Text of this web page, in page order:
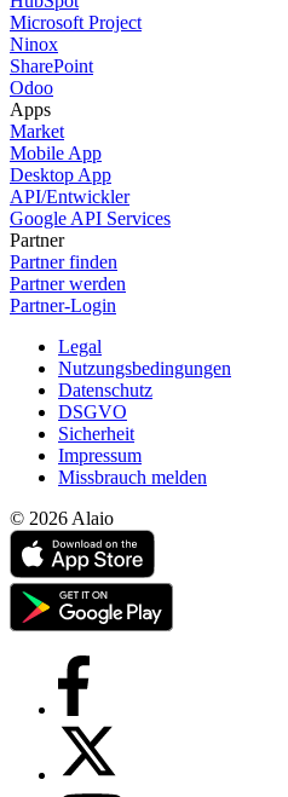
Microsoft Project
Ninox
SharePoint
Odoo
Apps
Market
Mobile App
Desktop App
API/Entwickler
Google API Services
Partner
Partner finden
Partner werden
Partner-Login
Legal
Nutzungsbedingungen
Datenschutz
DSGVO
Sicherheit
Impressum
Missbrauch melden
© 2026 Alaio